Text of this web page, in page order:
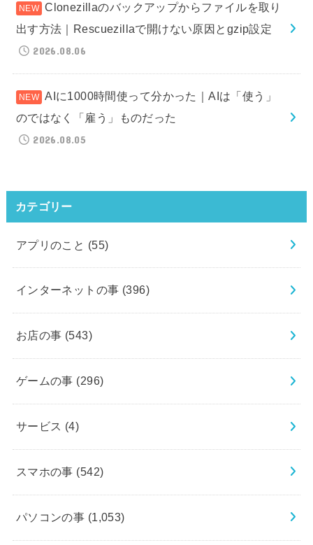
Clonezillaのバックアップからファイルを取り
出す方法｜Rescuezillaで開けない原因とgzip設定
2026.08.06
AIに1000時間使って分かった｜AIは「使う」
のではなく「雇う」ものだった
2026.08.05
カテゴリー
アプリのこと (55)
インターネットの事 (396)
お店の事 (543)
ゲームの事 (296)
サービス (4)
スマホの事 (542)
パソコンの事 (1,053)